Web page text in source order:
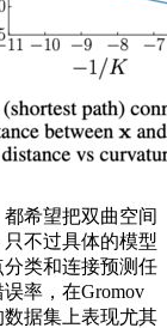
希望把双曲空间
不过具体的模型
类和连接预测任
率，在Gromov
据集上表现尤其